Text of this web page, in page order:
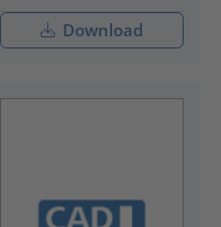
Download